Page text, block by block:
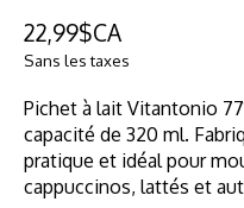
22,99$CA
Sans les taxes
Pichet à lait Vitantonio
capacité de 320 ml.
pratique et idéal pour
cappuccinos, lattés et